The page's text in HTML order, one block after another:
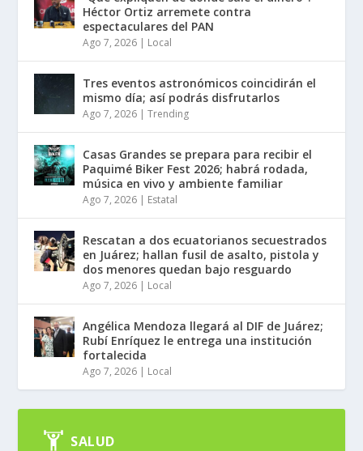
Héctor Ortiz arremete contra
espectaculares del PAN
Ago 7, 2026 | Local
Tres eventos astronómicos coincidirán el
mismo día; así podrás disfrutarlos
Ago 7, 2026 |Trending
Casas Grandes se prepara para recibir el
Paquimé Biker Fest 2026; habrá rodada,
música en vivo y ambiente familiar
Ago 7, 2026 | Estatal
Rescatan a dos ecuatorianos secuestrados
en Juárez; hallan fusil de asalto, pistola y
dos menores quedan bajo resguardo
Ago 7, 2026 | Local
Angélica Mendoza llegará al DIF de Juárez;
Rubí Enríquez le entrega una institución
fortalecida
Ago 7, 2026 | Local
SALUD